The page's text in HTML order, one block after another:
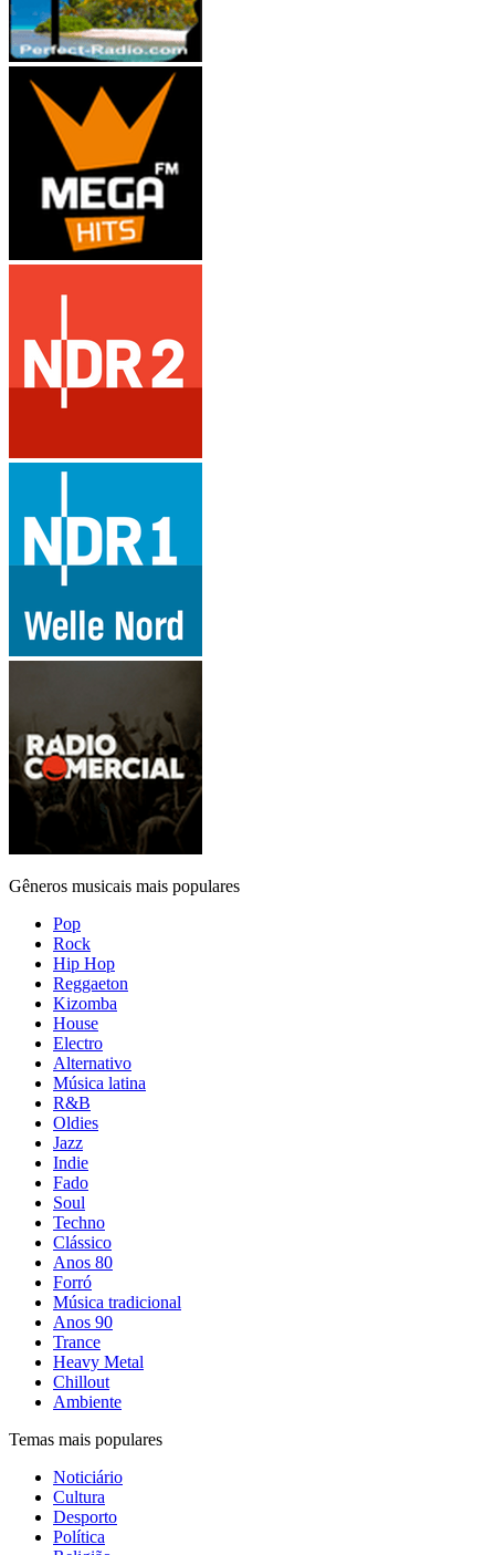
Gêneros musicais mais populares
Pop
Rock
Hip Hop
Reggaeton
Kizomba
House
Electro
Alternativo
Música latina
R&B
Oldies
Jazz
Indie
Fado
Soul
Techno
Clássico
Anos 80
Forró
Música tradicional
Anos 90
Trance
Heavy Metal
Chillout
Ambiente
Temas mais populares
Noticiário
Cultura
Desporto
Política